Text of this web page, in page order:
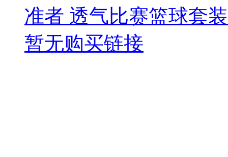
准者 透气比赛篮球套
暂无购买链接